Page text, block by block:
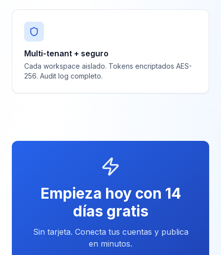
Multi-tenant + seguro
Cada workspace aislado. Tokens encriptados AES-
256. Audit log completo.
Empieza hoy con 14
días gratis
Sin tarjeta. Conecta tus cuentas y publica
en minutos.